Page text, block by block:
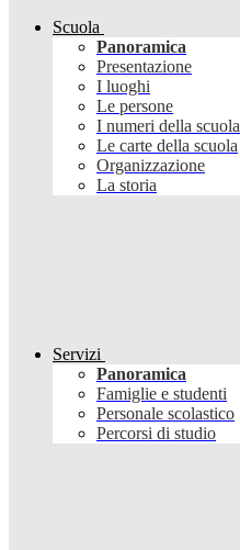
Scuola
Panoramica
Presentazione
I luoghi
Le persone
I numeri della scuola
Le carte della scuola
Organizzazione
La storia
Servizi
Panoramica
Famiglie e studenti
Personale scolastico
Percorsi di studio